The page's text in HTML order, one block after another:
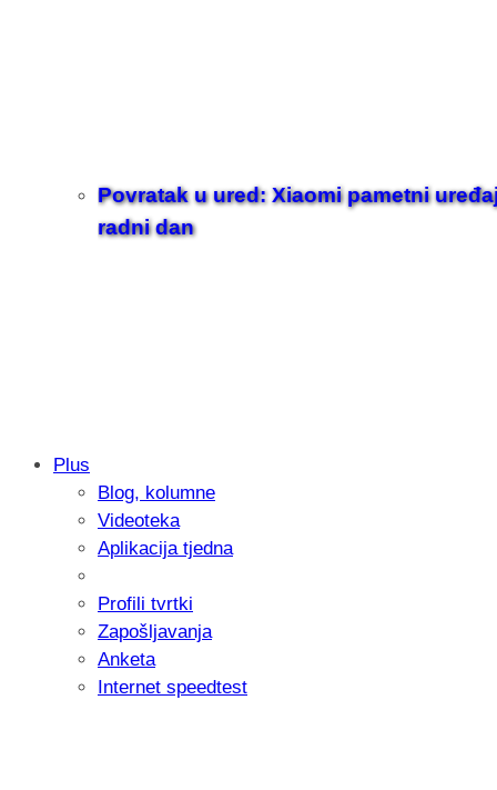
Povratak u ured: Xiaomi pametni
radni dan
Samsung otkrio kako je nastajala
donijelo tanje i izdržljivije preklopne
Plus
Blog, kolumne
Videoteka
Aplikacija tjedna
Profili tvrtki
Zapošljavanja
Anketa
Internet speedtest